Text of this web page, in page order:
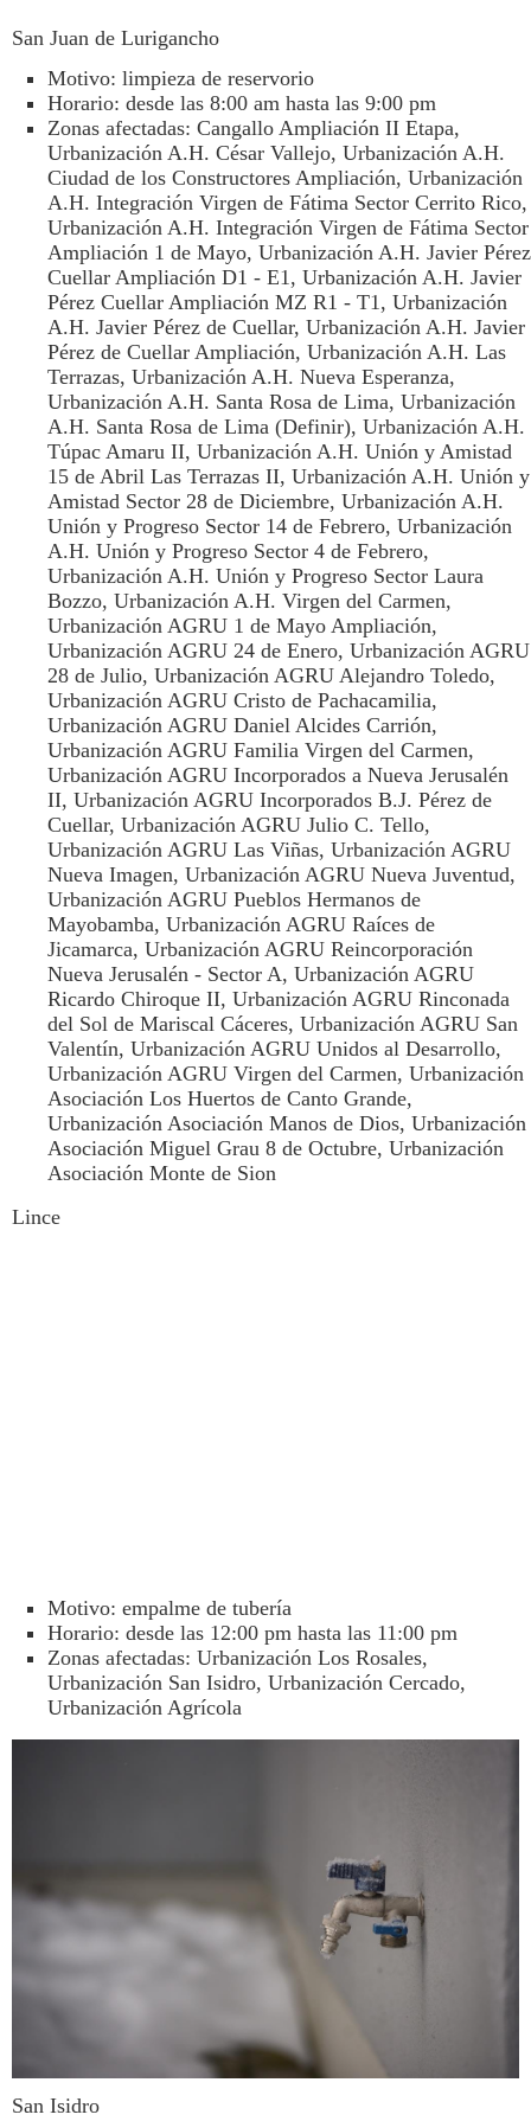
San Juan de Lurigancho
Motivo: limpieza de reservorio
Horario: desde las 8:00 am hasta las 9:00 pm
Zonas afectadas: Cangallo Ampliación II Etapa,
Urbanización A.H. César Vallejo, Urbanización A.H.
Ciudad de los Constructores Ampliación, Urbanización
A.H. Integración Virgen de Fátima Sector Cerrito Rico,
Urbanización A.H. Integración Virgen de Fátima Sector
Ampliación 1 de Mayo, Urbanización A.H. Javier Pérez
Cuellar Ampliación D1 - E1, Urbanización A.H. Javier
Pérez Cuellar Ampliación MZ R1 - T1, Urbanización
A.H. Javier Pérez de Cuellar, Urbanización A.H. Javier
Pérez de Cuellar Ampliación, Urbanización A.H. Las
Terrazas, Urbanización A.H. Nueva Esperanza,
Urbanización A.H. Santa Rosa de Lima, Urbanización
A.H. Santa Rosa de Lima (Definir), Urbanización A.H.
Túpac Amaru II, Urbanización A.H. Unión y Amistad
15 de Abril Las Terrazas II, Urbanización A.H. Unión y
Amistad Sector 28 de Diciembre, Urbanización A.H.
Unión y Progreso Sector 14 de Febrero, Urbanización
A.H. Unión y Progreso Sector 4 de Febrero,
Urbanización A.H. Unión y Progreso Sector Laura
Bozzo, Urbanización A.H. Virgen del Carmen,
Urbanización AGRU 1 de Mayo Ampliación,
Urbanización AGRU 24 de Enero, Urbanización AGRU
28 de Julio, Urbanización AGRU Alejandro Toledo,
Urbanización AGRU Cristo de Pachacamilia,
Urbanización AGRU Daniel Alcides Carrión,
Urbanización AGRU Familia Virgen del Carmen,
Urbanización AGRU Incorporados a Nueva Jerusalén
II, Urbanización AGRU Incorporados B.J. Pérez de
Cuellar, Urbanización AGRU Julio C. Tello,
Urbanización AGRU Las Viñas, Urbanización AGRU
Nueva Imagen, Urbanización AGRU Nueva Juventud,
Urbanización AGRU Pueblos Hermanos de
Mayobamba, Urbanización AGRU Raíces de
Jicamarca, Urbanización AGRU Reincorporación
Nueva Jerusalén - Sector A, Urbanización AGRU
Ricardo Chiroque II, Urbanización AGRU Rinconada
del Sol de Mariscal Cáceres, Urbanización AGRU San
Valentín, Urbanización AGRU Unidos al Desarrollo,
Urbanización AGRU Virgen del Carmen, Urbanización
Asociación Los Huertos de Canto Grande,
Urbanización Asociación Manos de Dios, Urbanización
Asociación Miguel Grau 8 de Octubre, Urbanización
Asociación Monte de Sion
Lince
Motivo: empalme de tubería
Horario: desde las 12:00 pm hasta las 11:00 pm
Zonas afectadas: Urbanización Los Rosales,
Urbanización San Isidro, Urbanización Cercado,
Urbanización Agrícola
San Isidro